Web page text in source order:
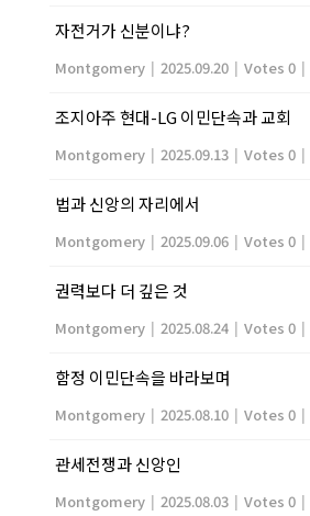
자전거가 신분이냐?
Montgomery | 2025.09.20 | Votes 0 |
조지아주 현대-LG 이민단속과 교회
Montgomery | 2025.09.13 | Votes 0 |
법과 신앙의 자리에서
Montgomery | 2025.09.06 | Votes 0 |
권력보다 더 깊은 것
Montgomery | 2025.08.24 | Votes 0 |
함정 이민단속을 바라보며
Montgomery | 2025.08.10 | Votes 0 |
관세전쟁과 신앙인
Montgomery | 2025.08.03 | Votes 0 |